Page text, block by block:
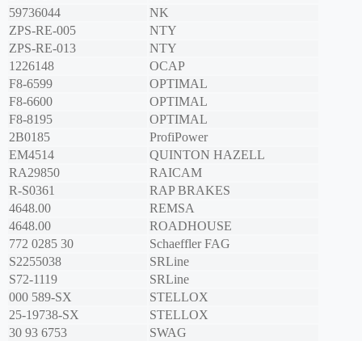
59736044
NK
ZPS-RE-005
NTY
ZPS-RE-013
NTY
1226148
OCAP
F8-6599
OPTIMAL
F8-6600
OPTIMAL
F8-8195
OPTIMAL
2B0185
ProfiPower
EM4514
QUINTON HAZELL
RA29850
RAICAM
R-S0361
RAP BRAKES
4648.00
REMSA
4648.00
ROADHOUSE
772 0285 30
Schaeffler FAG
S2255038
SRLine
S72-1119
SRLine
000 589-SX
STELLOX
25-19738-SX
STELLOX
30 93 6753
SWAG